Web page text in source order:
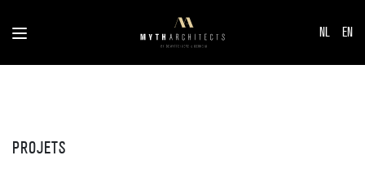
NL EN
PROJETS